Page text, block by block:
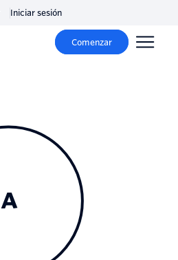
Iniciar sesión
Comenzar
A